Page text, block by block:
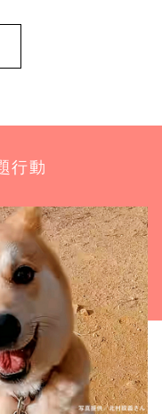
行動